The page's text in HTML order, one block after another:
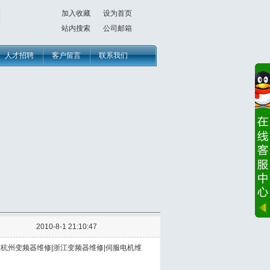
加入收藏
设为首页
站内搜索
公司邮箱
联系我们
客户留言
人才招聘
2010-8-1 21:10:47
州变频器维修|浙江变频器维修|伺服电机维